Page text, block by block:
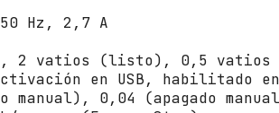
Hz, 2,7 A
2 vatios (listo), 0,5 vatios
en USB, habilitado
0,04 (apagado